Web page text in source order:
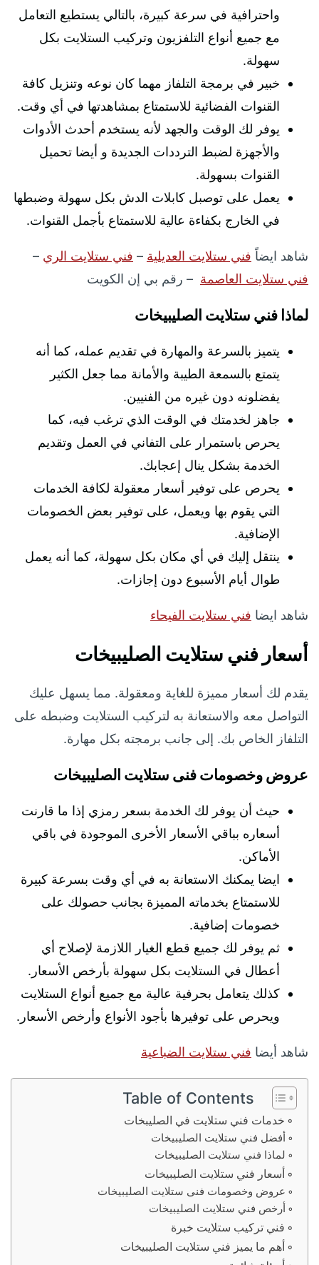
واحترافية في سرعة كبيرة، بالتالي يستطيع التعامل
مع جميع أنواع التلفزيون وتركيب الستلايت بكل
سهولة.
خبير في برمجة التلفاز مهما كان نوعه وتنزيل كافة
القنوات الفضائية للاستمتاع بمشاهدتها في أي وقت.
يوفر لك الوقت والجهد لأنه يستخدم أحدث الأدوات
والأجهزة لضبط الترددات الجديدة و أيضا تحميل
القنوات بسهولة.
يعمل على توصبل كابلات الدش بكل سهولة وضبطها
في الخارج بكفاءة عالية للاستمتاع بأجمل القنوات.
شاهد ايضاً فني ستلايت العديلية – فني ستلايت الري –
فني ستلايت العاصمة – رقم بي إن الكويت
لماذا فني ستلايت الصليبيخات
يتميز بالسرعة والمهارة في تقديم عمله، كما أنه
يتمتع بالسمعة الطيبة والأمانة مما جعل الكثير
يفضلونه دون غيره من الفنيين.
جاهز لخدمتك في الوقت الذي ترغب فيه، كما
يحرص باستمرار على التفاني في العمل وتقديم
الخدمة بشكل ينال إعجابك.
يحرص على توفير أسعار معقولة لكافة الخدمات
التي يقوم بها ويعمل، على توفير بعض الخصومات
الإضافية.
ينتقل إليك في أي مكان بكل سهولة، كما أنه يعمل
طوال أيام الأسبوع دون إجازات.
شاهد ايضا فني ستلايت الفيحاء
أسعار فني ستلايت الصليبيخات
يقدم لك أسعار مميزة للغاية ومعقولة. مما يسهل عليك
التواصل معه والاستعانة به لتركيب الستلايت وضبطه على
التلفاز الخاص بك. إلى جانب برمجته بكل مهارة.
عروض وخصومات فنى ستلايت الصليبيخات
حيث أن يوفر لك الخدمة بسعر رمزي إذا ما قارنت
أسعاره بباقي الأسعار الأخرى الموجودة في باقي
الأماكن.
ايضا يمكنك الاستعانة به في أي وقت بسرعة كبيرة
للاستمتاع بخدماته المميزة بجانب حصولك على
خصومات إضافية.
ثم يوفر لك جميع قطع الغيار اللازمة لإصلاح أي
أعطال في الستلايت بكل سهولة بأرخص الأسعار.
كذلك يتعامل بحرفية عالية مع جميع أنواع الستلايت
ويحرص على توفيرها بأجود الأنواع وأرخص الأسعار.
شاهد أيضا فني ستلايت الضباعية
Table of Contents
خدمات فني ستلايت في الصليبخات
أفضل فني ستلايت الصليبيخات
لماذا فني ستلايت الصليبيخات
أسعار فني ستلايت الصليبيخات
عروض وخصومات فنى ستلايت الصليبيخات
أرخص فني ستلايت الصليبيخات
فني تركيب ستلايت خبرة
أهم ما يميز فني ستلايت الصليبيخات